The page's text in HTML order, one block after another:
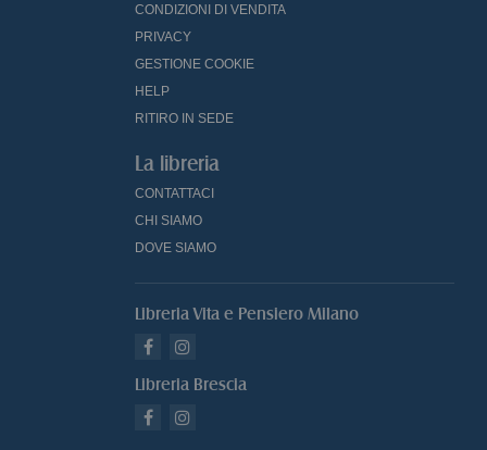
CONDIZIONI DI VENDITA
PRIVACY
GESTIONE COOKIE
HELP
RITIRO IN SEDE
La libreria
CONTATTACI
CHI SIAMO
DOVE SIAMO
Libreria Vita e Pensiero Milano
Libreria Brescia